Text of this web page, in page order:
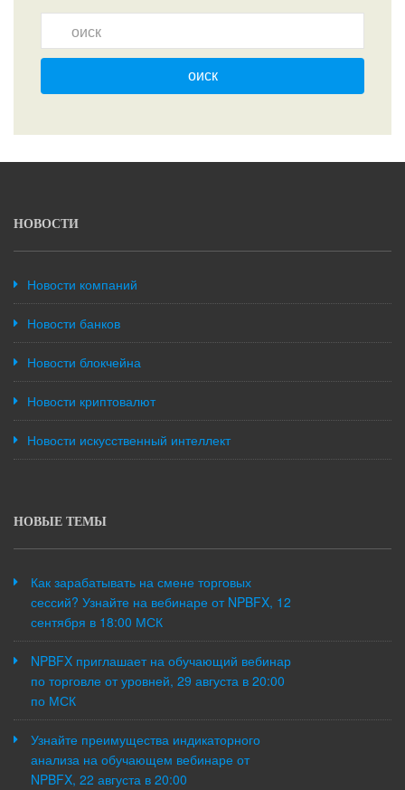
оиск
НОВОСТИ
Новости компаний
Новости банков
Новости блокчейна
Новости криптовалют
Новости искусственный интеллект
НОВЫЕ ТЕМЫ
Как зарабатывать на смене торговых
сессий? Узнайте на вебинаре от NPBFX, 12
сентября в 18:00 МСК
NPBFX приглашает на обучающий вебинар
по торговле от уровней, 29 августа в 20:00
по МСК
Узнайте преимущества индикаторного
анализа на обучающем вебинаре от
NPBFX, 22 августа в 20:00